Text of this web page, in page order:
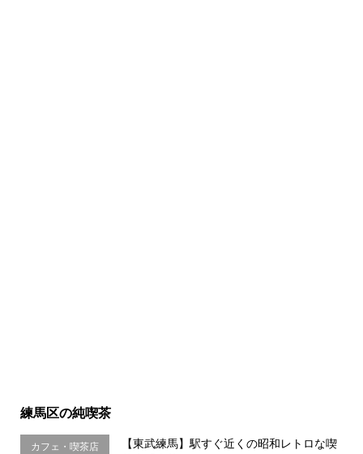
練馬区の純喫茶
カフェ・喫茶店
【東武練馬】駅すぐ近くの昭和レトロな喫